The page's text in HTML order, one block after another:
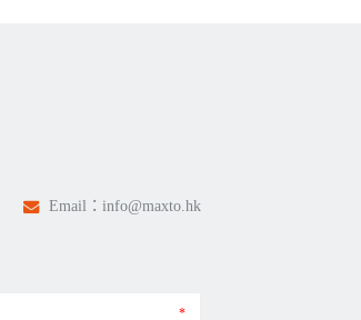
Email： info@maxto.hk